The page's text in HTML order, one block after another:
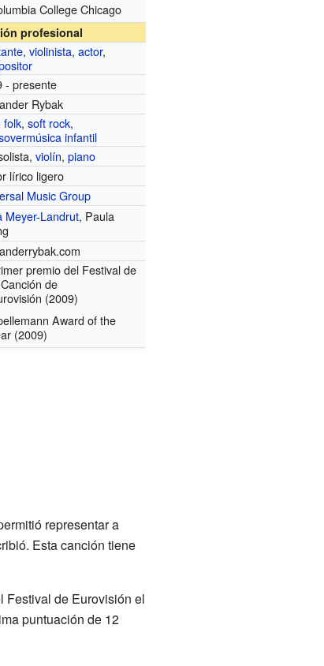
College Chicago
profesional
,violinista,actor,
- presente
Rybak
folk,soft rock,
música infantil
violín,piano
lírico ligero
Music Group
Meyer-Landrut, Paula
premio del Festival de
de
(2009)
Award of the
(2009)
representar a
Esta canción tiene
Festival de Eurovisión el
puntuación de 12